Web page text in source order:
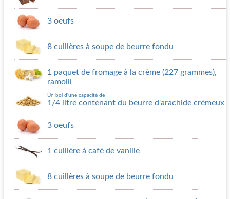
3 oeufs
8 cuillères à soupe de beurre fondu
1 paquet de fromage à la crème (227 grammes),
ramolli
Un bol d'une capacité de
1/4 litre contenant du beurre d'arachide crémeux
3 oeufs
1 cuillère à café de vanille
8 cuillères à soupe de beurre fondu